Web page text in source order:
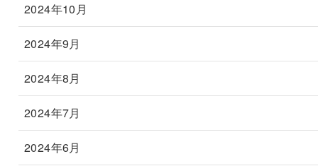
2024年10月
2024年9月
2024年8月
2024年7月
2024年6月